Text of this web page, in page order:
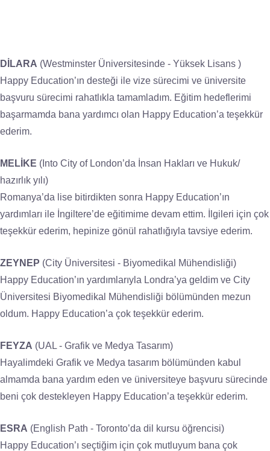
DİLARA (Westminster Üniversitesinde - Yüksek Lisans )
Happy Education’ın desteği ile vize sürecimi ve üniversite
başvuru sürecimi rahatlıkla tamamladım. Eğitim hedeflerimi
başarmamda bana yardımcı olan Happy Education’a teşekkür
ederim.
MELİKE (Into City of London’da İnsan Hakları ve Hukuk/
hazırlık yılı)
Romanya’da lise bitirdikten sonra Happy Education’ın
yardımları ile İngiltere’de eğitimime devam ettim. İlgileri için çok
teşekkür ederim, hepinize gönül rahatlığıyla tavsiye ederim.
ZEYNEP (City Üniversitesi - Biyomedikal Mühendisliği)
Happy Education’ın yardımlarıyla Londra’ya geldim ve City
Üniversitesi Biyomedikal Mühendisliği bölümünden mezun
oldum. Happy Education’a çok teşekkür ederim.
FEYZA (UAL - Grafik ve Medya Tasarım)
Hayalimdeki Grafik ve Medya tasarım bölümünden kabul
almamda bana yardım eden ve üniversiteye başvuru sürecinde
beni çok destekleyen Happy Education’a teşekkür ederim.
ESRA (English Path - Toronto’da dil kursu öğrencisi)
Happy Education’ı seçtiğim için çok mutluyum bana çok